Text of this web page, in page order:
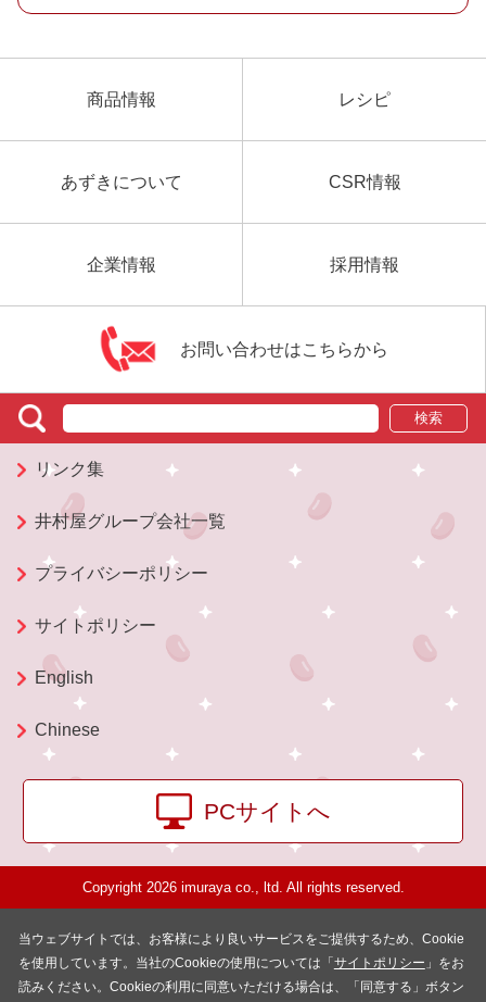
当ウェブサイトでは、お客様により良いサービスをご提供するため、Cookie
を使用しています。当社のCookieの使用については「 サイトポリシー 」をお
読みください。Cookieの利用に同意いただける場合は、「同意する」ボタン
商品情報 レシピ
あずきについて CSR情報
企業情報 採用情報
お問い合わせはこちらから
検索
リンク集
井村屋グループ会社一覧
プライバシーポリシー
サイトポリシー
English
Chinese
PCサイトへ
Copyright 2026 imuraya co., ltd. All rights reserved.